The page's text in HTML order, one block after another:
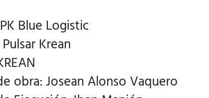
Blue Logistic
Krean
obra: Josean Alonso Vaquero